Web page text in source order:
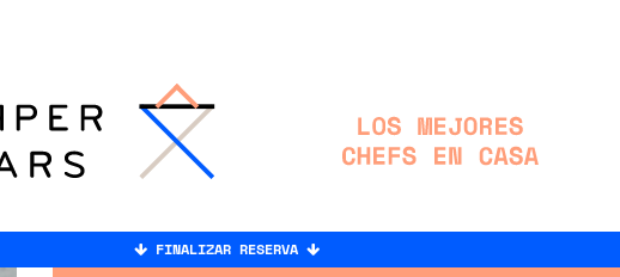
FINALIZAR RESERVA